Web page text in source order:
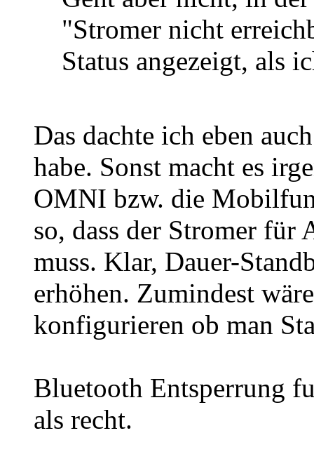
"Stromer nicht
Status angezeigt, als
Das dachte ich eben
habe. Sonst macht es
OMNI bzw. die
so, dass der Stromer für
muss. Klar, Dauer-
erhöhen. Zumindest
konfigurieren ob man
Bluetooth Entsperrung
als recht.